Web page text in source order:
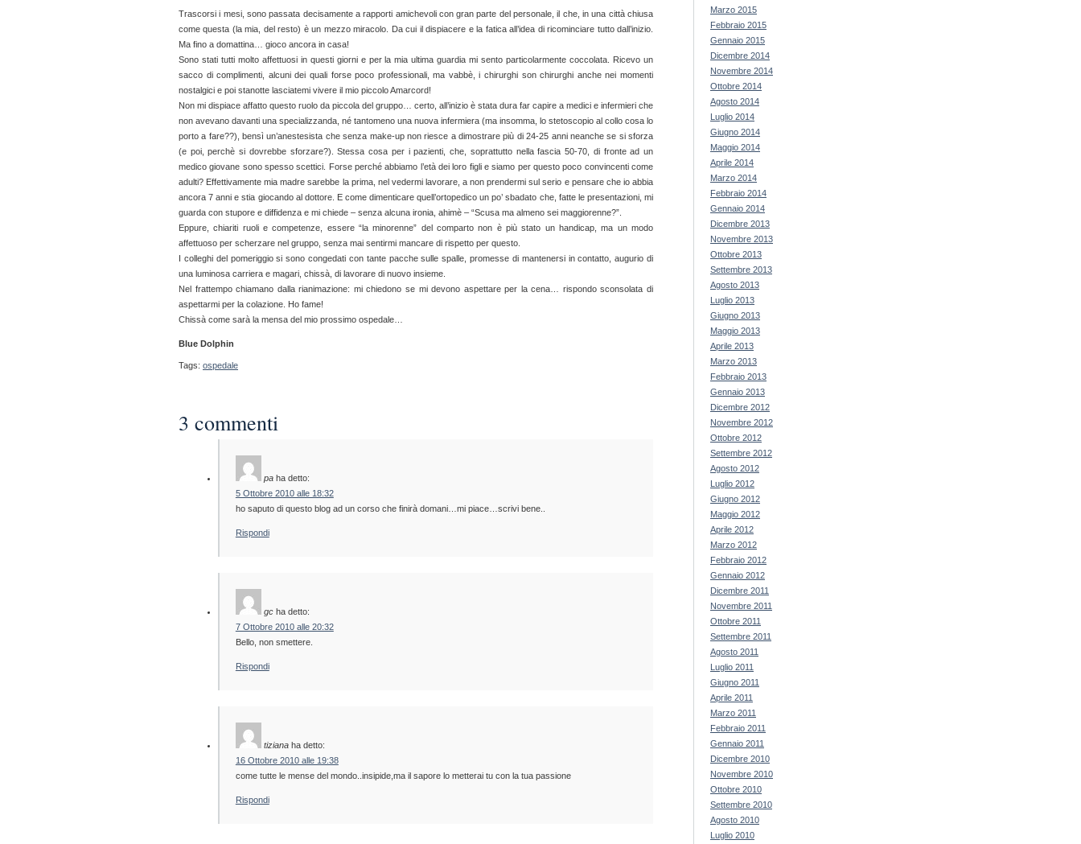
Trascorsi i mesi, sono passata decisamente a rapporti amichevoli con gran parte del personale, il che, in una città chiusa
come questa (la mia, del resto) è un mezzo miracolo. Da cui il dispiacere e la fatica all’idea di ricominciare tutto dall’inizio.
Ma fino a domattina… gioco ancora in casa!
Sono stati tutti molto affettuosi in questi giorni e per la mia ultima guardia mi sento particolarmente coccolata. Ricevo un
sacco di complimenti, alcuni dei quali forse poco professionali, ma vabbè, i chirurghi son chirurghi anche nei momenti
nostalgici e poi stanotte lasciatemi vivere il mio piccolo Amarcord!
Non mi dispiace affatto questo ruolo da piccola del gruppo… certo, all’inizio è stata dura far capire a medici e infermieri che
non avevano davanti una specializzanda, né tantomeno una nuova infermiera (ma insomma, lo stetoscopio al collo cosa lo
porto a fare??), bensì un’anestesista che senza make-up non riesce a dimostrare più di 24-25 anni neanche se si sforza
(e poi, perchè si dovrebbe sforzare?). Stessa cosa per i pazienti, che, soprattutto nella fascia 50-70, di fronte ad un
medico giovane sono spesso scettici. Forse perché abbiamo l’età dei loro figli e siamo per questo poco convincenti come
adulti? Effettivamente mia madre sarebbe la prima, nel vedermi lavorare, a non prendermi sul serio e pensare che io abbia
ancora 7 anni e stia giocando al dottore. E come dimenticare quell’ortopedico un po’ sbadato che, fatte le presentazioni, mi
guarda con stupore e diffidenza e mi chiede – senza alcuna ironia, ahimè – “Scusa ma almeno sei maggiorenne?”.
Eppure, chiariti ruoli e competenze, essere “la minorenne” del comparto non è più stato un handicap, ma un modo
affettuoso per scherzare nel gruppo, senza mai sentirmi mancare di rispetto per questo.
I colleghi del pomeriggio si sono congedati con tante pacche sulle spalle, promesse di mantenersi in contatto, augurio di
una luminosa carriera e magari, chissà, di lavorare di nuovo insieme.
Nel frattempo chiamano dalla rianimazione: mi chiedono se mi devono aspettare per la cena… rispondo sconsolata di
aspettarmi per la colazione. Ho fame!
Chissà come sarà la mensa del mio prossimo ospedale…
Blue Dolphin
Tags: ospedale
3 commenti
pa ha detto:
5 Ottobre 2010 alle 18:32
ho saputo di questo blog ad un corso che finirà domani…mi piace…scrivi bene..
Rispondi
gc ha detto:
7 Ottobre 2010 alle 20:32
Bello, non smettere.
Rispondi
tiziana ha detto:
16 Ottobre 2010 alle 19:38
come tutte le mense del mondo..insipide,ma il sapore lo metterai tu con la tua passione
Rispondi
Marzo 2015
Febbraio 2015
Gennaio 2015
Dicembre 2014
Novembre 2014
Ottobre 2014
Agosto 2014
Luglio 2014
Giugno 2014
Maggio 2014
Aprile 2014
Marzo 2014
Febbraio 2014
Gennaio 2014
Dicembre 2013
Novembre 2013
Ottobre 2013
Settembre 2013
Agosto 2013
Luglio 2013
Giugno 2013
Maggio 2013
Aprile 2013
Marzo 2013
Febbraio 2013
Gennaio 2013
Dicembre 2012
Novembre 2012
Ottobre 2012
Settembre 2012
Agosto 2012
Luglio 2012
Giugno 2012
Maggio 2012
Aprile 2012
Marzo 2012
Febbraio 2012
Gennaio 2012
Dicembre 2011
Novembre 2011
Ottobre 2011
Settembre 2011
Agosto 2011
Luglio 2011
Giugno 2011
Aprile 2011
Marzo 2011
Febbraio 2011
Gennaio 2011
Dicembre 2010
Novembre 2010
Ottobre 2010
Settembre 2010
Agosto 2010
Luglio 2010